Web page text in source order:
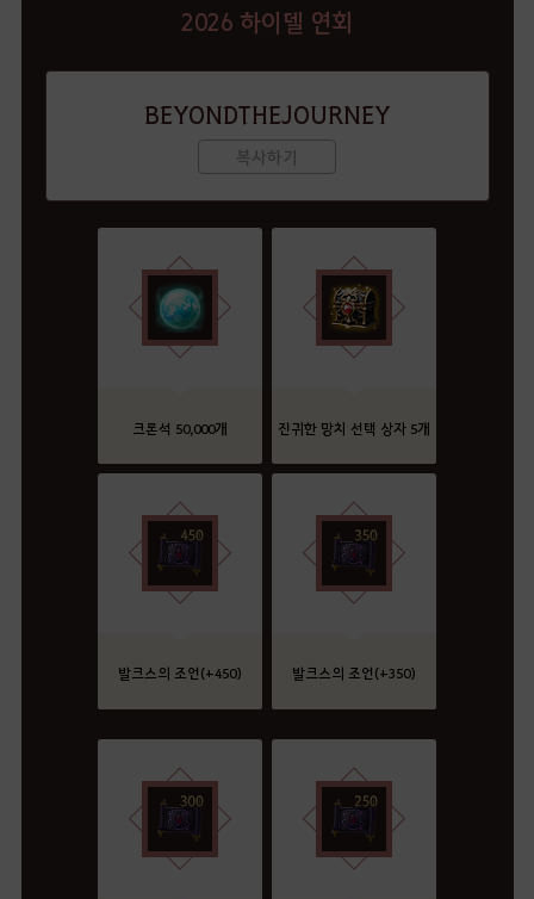
2026 하이델 연회
BEYONDTHEJOURNEY
복사하기
크론석 50,000개 진귀한 망치 선택 상자 5개
발크스의 조언(+450) 발크스의 조언(+350)